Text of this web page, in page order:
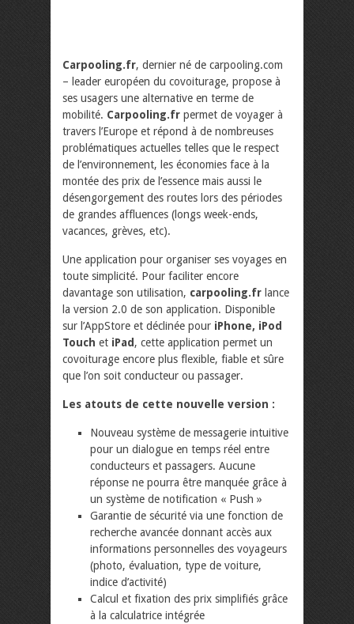
Carpooling.fr, dernier né de carpooling.com
– leader européen du covoiturage, propose à
ses usagers une alternative en terme de
mobilité. Carpooling.fr permet de voyager à
travers l’Europe et répond à de nombreuses
problématiques actuelles telles que le respect
de l’environnement, les économies face à la
montée des prix de l’essence mais aussi le
désengorgement des routes lors des périodes
de grandes affluences (longs week-ends,
vacances, grèves, etc).
Une application pour organiser ses voyages en
toute simplicité. Pour faciliter encore
davantage son utilisation, carpooling.fr lance
la version 2.0 de son application. Disponible
sur l’AppStore et déclinée pour iPhone, iPod
Touch et iPad, cette application permet un
covoiturage encore plus flexible, fiable et sûre
que l’on soit conducteur ou passager.
Les atouts de cette nouvelle version :
Nouveau système de messagerie intuitive
pour un dialogue en temps réel entre
conducteurs et passagers. Aucune
réponse ne pourra être manquée grâce à
un système de notification « Push »
Garantie de sécurité via une fonction de
recherche avancée donnant accès aux
informations personnelles des voyageurs
(photo, évaluation, type de voiture,
indice d’activité)
Calcul et fixation des prix simplifiés grâce
à la calculatrice intégrée